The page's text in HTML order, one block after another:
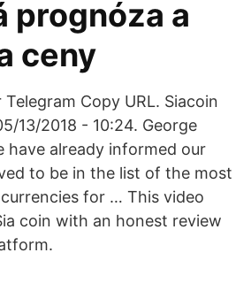
prognóza a
ceny
Copy URL. Siacoin
13/2018 - 10:24. George
have already informed our
to be in the list of the most
for … This video
coin with an honest review